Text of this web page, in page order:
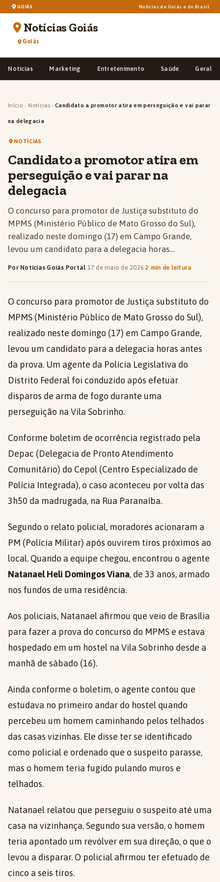
GOIÁS Notícias de Goiás e do Brasil
Notícias Goiás
Goiás
Notícias Marketing Entretenimento Saúde Geral
Início › Notícias › Candidato a promotor atira em perseguição e vai parar
na delegacia
NOTÍCIAS
Candidato a promotor atira em
perseguição e vai parar na
delegacia
O concurso para promotor de Justiça substituto do
MPMS (Ministério Público de Mato Grosso do Sul),
realizado neste domingo (17) em Campo Grande,
levou um candidato para a delegacia horas…
Por Notícias Goiás Portal·17 de maio de 2026·2 min de leitura
O concurso para promotor de Justiça substituto do
MPMS (Ministério Público de Mato Grosso do Sul),
realizado neste domingo (17) em Campo Grande,
levou um candidato para a delegacia horas antes
da prova. Um agente da Polícia Legislativa do
Distrito Federal foi conduzido após efetuar
disparos de arma de fogo durante uma
perseguição na Vila Sobrinho.
Conforme boletim de ocorrência registrado pela
Depac (Delegacia de Pronto Atendimento
Comunitário) do Cepol (Centro Especializado de
Polícia Integrada), o caso aconteceu por volta das
3h50 da madrugada, na Rua Paranaíba.
Segundo o relato policial, moradores acionaram a
PM (Polícia Militar) após ouvirem tiros próximos ao
local. Quando a equipe chegou, encontrou o agente
Natanael Heli Domingos Viana, de 33 anos, armado
nos fundos de uma residência.
Aos policiais, Natanael afirmou que veio de Brasília
para fazer a prova do concurso do MPMS e estava
hospedado em um hostel na Vila Sobrinho desde a
manhã de sábado (16).
Ainda conforme o boletim, o agente contou que
estudava no primeiro andar do hostel quando
percebeu um homem caminhando pelos telhados
das casas vizinhas. Ele disse ter se identificado
como policial e ordenado que o suspeito parasse,
mas o homem teria fugido pulando muros e
telhados.
Natanael relatou que perseguiu o suspeito até uma
casa na vizinhança. Segundo sua versão, o homem
teria apontado um revólver em sua direção, o que o
levou a disparar. O policial afirmou ter efetuado de
cinco a seis tiros.